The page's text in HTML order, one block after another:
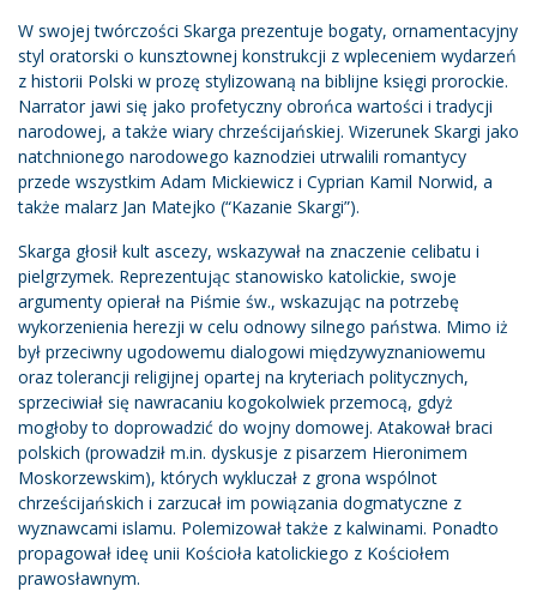
W swojej twórczości Skarga prezentuje bogaty, ornamentacyjny
styl oratorski o kunsztownej konstrukcji z wpleceniem wydarzeń
z historii Polski w prozę stylizowaną na biblijne księgi prorockie.
Narrator jawi się jako profetyczny obrońca wartości i tradycji
narodowej, a także wiary chrześcijańskiej. Wizerunek Skargi jako
natchnionego narodowego kaznodziei utrwalili romantycy
przede wszystkim Adam Mickiewicz i Cyprian Kamil Norwid, a
także malarz Jan Matejko (“Kazanie Skargi”).
Skarga głosił kult ascezy, wskazywał na znaczenie celibatu i
pielgrzymek. Reprezentując stanowisko katolickie, swoje
argumenty opierał na Piśmie św., wskazując na potrzebę
wykorzenienia herezji w celu odnowy silnego państwa. Mimo iż
był przeciwny ugodowemu dialogowi międzywyznaniowemu
oraz tolerancji religijnej opartej na kryteriach politycznych,
sprzeciwiał się nawracaniu kogokolwiek przemocą, gdyż
mogłoby to doprowadzić do wojny domowej. Atakował braci
polskich (prowadził m.in. dyskusje z pisarzem Hieronimem
Moskorzewskim), których wykluczał z grona wspólnot
chrześcijańskich i zarzucał im powiązania dogmatyczne z
wyznawcami islamu. Polemizował także z kalwinami. Ponadto
propagował ideę unii Kościoła katolickiego z Kościołem
prawosławnym.